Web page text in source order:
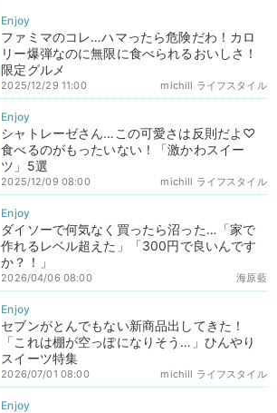
ファミマのコレ…ハマったら危険だわ！カロ
リー爆弾なのに無限に食べられるおいしさ！
限定グルメ
michill ライフスタイル
2025/12/29 11:00
シャトレーゼさん…この可愛さは反則だよ♡
食べるのがもったいない！「激かわスイー
ツ」5選
michill ライフスタイル
2025/12/09 08:00
ダイソーで何気なく買ったら沼った…「家で
作れるレベル超えた」「300円で良いんです
か？！」
海原藍
2026/04/06 08:00
セブンがとんでもない新商品出してきた！
「これは棚が空っぽになりそう…」ひんやり
スイーツ特集
michill ライフスタイル
2026/07/01 08:00